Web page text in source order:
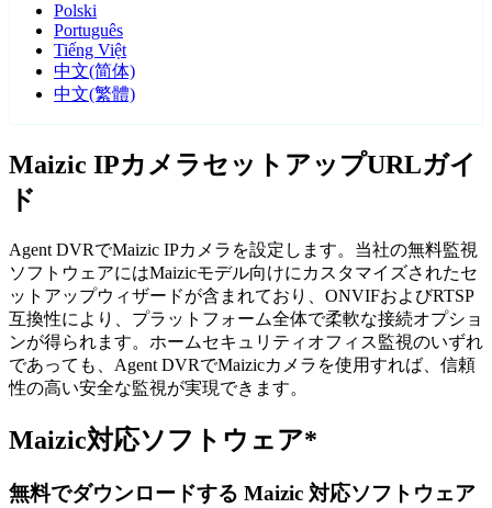
Polski
Português
Tiếng Việt
中文(简体)
中文(繁體)
Maizic IPカメラセットアップURLガイ
ド
Agent DVRでMaizic IPカメラを設定します。当社の無料監視
ソフトウェアにはMaizicモデル向けにカスタマイズされたセ
ットアップウィザードが含まれており、ONVIFおよびRTSP
互換性により、プラットフォーム全体で柔軟な接続オプショ
ンが得られます。ホームセキュリティオフィス監視のいずれ
であっても、Agent DVRでMaizicカメラを使用すれば、信頼
性の高い安全な監視が実現できます。
Maizic対応ソフトウェア*
無料でダウンロードする Maizic 対応ソフトウェア